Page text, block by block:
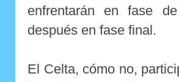
enfrentarán en fase
después en fase final.
El Celta, cómo no,